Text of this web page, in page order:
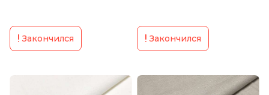
Закончился Закончился